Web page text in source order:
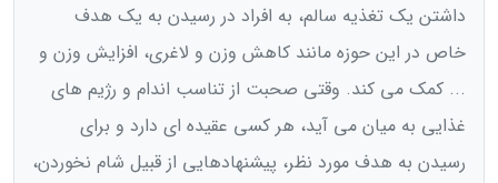
داشتن یک تغذیه سالم، به افراد در رسیدن به یک هدف
خاص در این حوزه مانند کاهش وزن و لاغری، افزایش وزن و
... کمک می کند. وقتی صحبت از تناسب اندام و رژیم های
غذایی به میان می آید، هر کسی عقیده ای دارد و برای
رسیدن به هدف مورد نظر، پیشنهادهایی از قبیل شام نخوردن،